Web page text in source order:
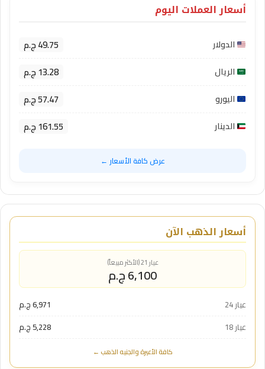
أسعار العملات اليوم
الدولار 49.75 ج.م
الريال 13.28 ج.م
اليورو 57.47 ج.م
الدينار 161.55 ج.م
عرض كافة الأسعار ←
أسعار الذهب الآن
عيار 21 (الأكثر مبيعاً)
6,100 ج.م
عيار 24
6,971 ج.م
عيار 18
5,228 ج.م
كافة الأعيرة والجنيه الذهب ←